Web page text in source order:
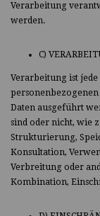
Verarbeitung
werden.
C)
Verarbeitung ist
Daten ausgeführt
sind oder nicht, wie
Strukturierung,
Konsultation,
Verbreitung oder
Kombination,